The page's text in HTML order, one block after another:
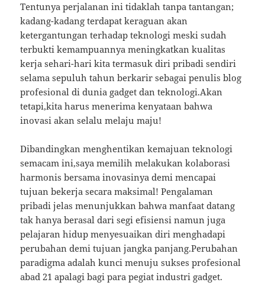
Tentunya perjalanan ini tidaklah tanpa tantangan;
kadang-kadang terdapat keraguan akan
ketergantungan terhadap teknologi meski sudah
terbukti kemampuannya meningkatkan kualitas
kerja sehari-hari kita termasuk diri pribadi sendiri
selama sepuluh tahun berkarir sebagai penulis blog
profesional di dunia gadget dan teknologi.Akan
tetapi,kita harus menerima kenyataan bahwa
inovasi akan selalu melaju maju!
Dibandingkan menghentikan kemajuan teknologi
semacam ini,saya memilih melakukan kolaborasi
harmonis bersama inovasinya demi mencapai
tujuan bekerja secara maksimal! Pengalaman
pribadi jelas menunjukkan bahwa manfaat datang
tak hanya berasal dari segi efisiensi namun juga
pelajaran hidup menyesuaikan diri menghadapi
perubahan demi tujuan jangka panjang.Perubahan
paradigma adalah kunci menuju sukses profesional
abad 21 apalagi bagi para pegiat industri gadget.